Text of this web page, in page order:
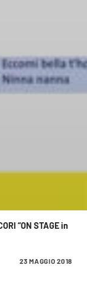
“ON STAGE in
23 MAGGIO 2018